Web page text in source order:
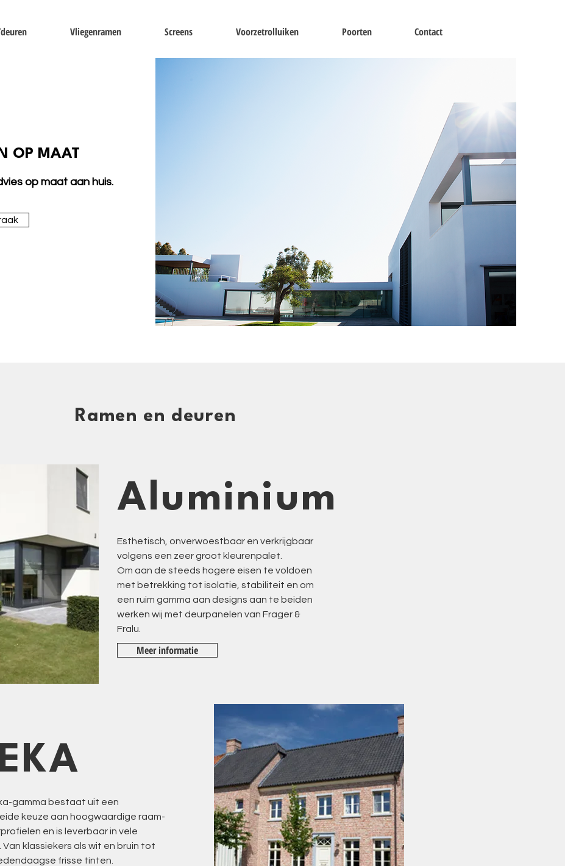
Vliegenramen Screens Voorzetrolluiken Poorten Contact
OP MAAT
op maat aan huis.
Ramen en deuren
Aluminium
Esthetisch, onverwoestbaar en verkrijgbaar
volgens een zeer groot kleurenpalet.
Om aan de steeds hogere eisen te voldoen
met betrekking tot isolatie, stabiliteit en om
een ruim gamma aan designs aan te beiden
werken wij met deurpanelen van Frager &
Fralu.
Meer informatie
gamma bestaat uit een
keuze aan hoogwaardige raam-
en is leverbaar in vele
Van klassiekers als wit en bruin tot
frisse tinten.